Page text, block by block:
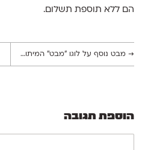
הם ללא תוספת תשלום.
→מבט נוסף על לוגו ״מבט״ המיתולוגי
הוספת תגובה